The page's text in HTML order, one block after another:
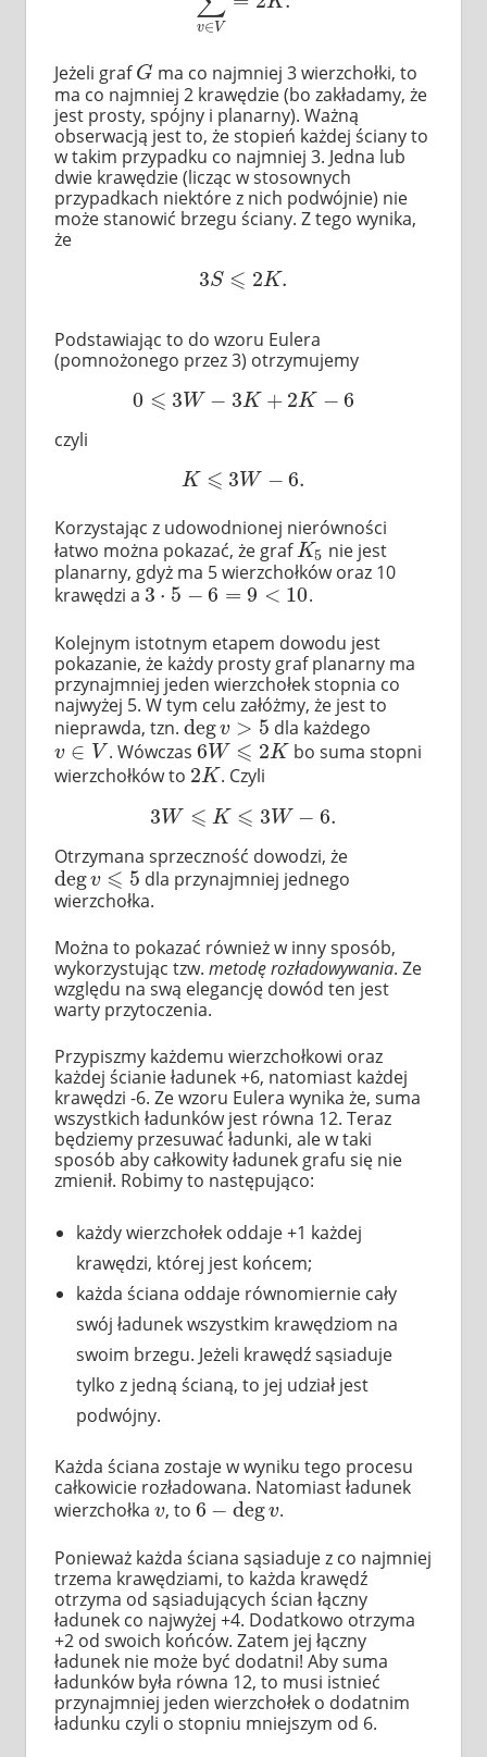
v∈ V
Jeżeli graf G
G ma co najmniej 3 wierzchołki, to
ma co najmniej 2 krawędzie (bo zakładamy, że
jest prosty, spójny i planarny). Ważną
obserwacją jest to, że stopień każdej ściany to
w takim przypadku co najmniej 3. Jedna lub
dwie krawędzie (licząc w stosownych
przypadkach niektóre z nich podwójnie) nie
może stanowić brzegu ściany. Z tego wynika,
że
3S ⩽ 2K.
3S⩽ 2K.
Podstawiając to do wzoru Eulera
(pomnożonego przez 3) otrzymujemy
0 ⩽ 3W − 3K + 2K − 6
0⩽3W −3K+2K−6
czyli
K ⩽ 3W − 6.
K⩽3W− 6.
Korzystając z udowodnionej nierówności
łatwo można pokazać, że grafK5
K5 nie jest
planarny, gdyż ma 5 wierzchołków oraz 10
krawędzi a 3 ⋅ 5 − 6 = 9 < 10
3⋅ 5 −6=9< 10
.
Kolejnym istotnym etapem dowodu jest
pokazanie, że każdy prosty graf planarny ma
przynajmniej jeden wierzchołek stopnia co
najwyżej 5. W tym celu załóżmy, że jest to
nieprawda, tzn. degv > 5
degv> 5 dla każdego
v ∈ V
v∈V . Wówczas 6W ⩽ 2K
6W⩽ 2K
bo suma stopni
wierzchołków to 2K
2K . Czyli
3W ⩽ K ⩽ 3W − 6.
3W ⩽K ⩽3 W−6.
Otrzymana sprzeczność dowodzi, że
degv ⩽ 5
degv⩽ 5
dla przynajmniej jednego
wierzchołka.
Można to pokazać również w inny sposób,
wykorzystując tzw. metodę rozładowywania. Ze
względu na swą elegancję dowód ten jest
warty przytoczenia.
Przypiszmy każdemu wierzchołkowi oraz
każdej ścianie ładunek +6, natomiast każdej
krawędzi -6. Ze wzoru Eulera wynika że, suma
wszystkich ładunków jest równa 12. Teraz
będziemy przesuwać ładunki, ale w taki
sposób aby całkowity ładunek grafu się nie
zmienił. Robimy to następująco:
każdy wierzchołek oddaje +1 każdej
krawędzi, której jest końcem;
każda ściana oddaje równomiernie cały
swój ładunek wszystkim krawędziom na
swoim brzegu. Jeżeli krawędź sąsiaduje
tylko z jedną ścianą, to jej udział jest
podwójny.
Każda ściana zostaje w wyniku tego procesu
całkowicie rozładowana. Natomiast ładunek
wierzchołka v
v, to6 − degv
6 −degv .
Ponieważ każda ściana sąsiaduje z co najmniej
trzema krawędziami, to każda krawędź
otrzyma od sąsiadujących ścian łączny
ładunek co najwyżej +4. Dodatkowo otrzyma
+2 od swoich końców. Zatem jej łączny
ładunek nie może być dodatni! Aby suma
ładunków była równa 12, to musi istnieć
przynajmniej jeden wierzchołek o dodatnim
ładunku czyli o stopniu mniejszym od 6.